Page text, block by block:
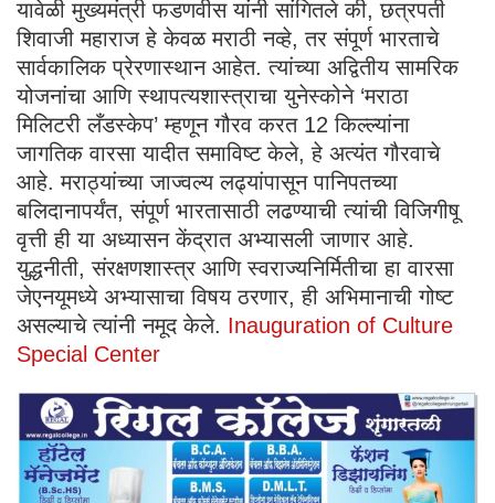
यावेळी मुख्यमंत्री फडणवीस यांनी सांगितले की, छत्रपती
शिवाजी महाराज हे केवळ मराठी नव्हे, तर संपूर्ण भारताचे
सार्वकालिक प्रेरणास्थान आहेत. त्यांच्या अद्वितीय सामरिक
योजनांचा आणि स्थापत्यशास्त्राचा युनेस्कोने ‘मराठा
मिलिटरी लँडस्केप’ म्हणून गौरव करत 12 किल्ल्यांना
जागतिक वारसा यादीत समाविष्ट केले, हे अत्यंत गौरवाचे
आहे. मराठ्यांच्या जाज्वल्य लढ्यांपासून पानिपतच्या
बलिदानापर्यंत, संपूर्ण भारतासाठी लढण्याची त्यांची विजिगीषू
वृत्ती ही या अध्यासन केंद्रात अभ्यासली जाणार आहे.
युद्धनीती, संरक्षणशास्त्र आणि स्वराज्यनिर्मितीचा हा वारसा
जेएनयूमध्ये अभ्यासाचा विषय ठरणार, ही अभिमानाची गोष्ट
असल्याचे त्यांनी नमूद केले. Inauguration of Culture
Special Center